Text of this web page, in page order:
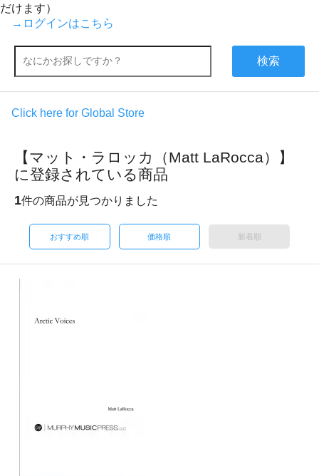
だけます）
→ログインはこちら
検索
Click here for Global Store
【マット・ラロッカ（Matt LaRocca）】
に登録されている商品
1件の商品が見つかりました
おすすめ順 価格順 新着順